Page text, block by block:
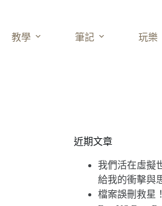
教學 筆記 玩樂
近期文章
我們活在虛擬
給我的衝擊與
檔案誤刪救星